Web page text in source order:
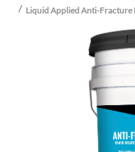
Liquid Applied Anti-Fracture